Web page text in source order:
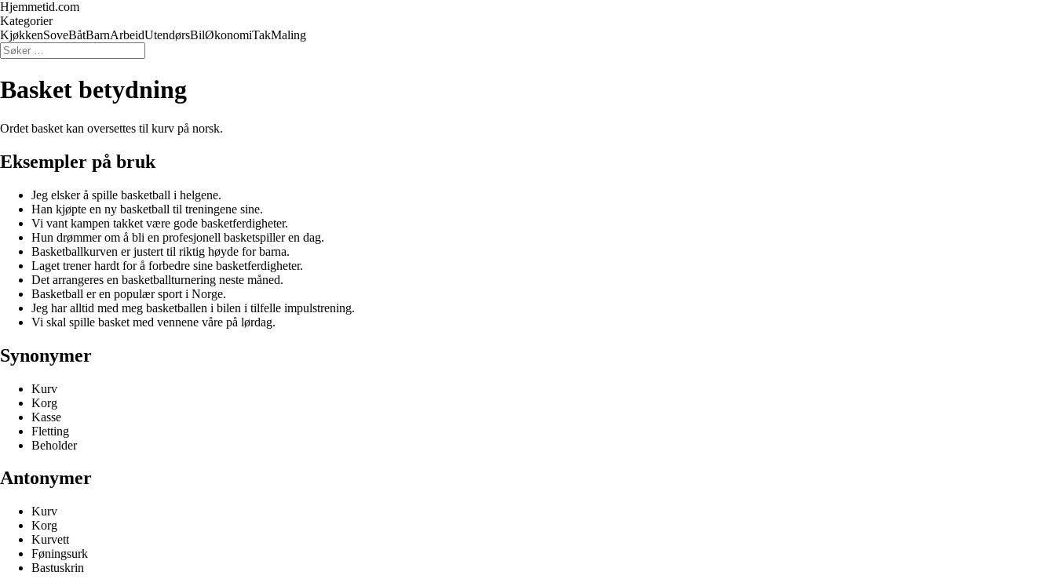
Hjemmetid.com
Kategorier
KjøkkenSoveBåtBarnArbeidUtendørsBilØkonomiTakMaling
Basket betydning
Ordet basket kan oversettes til kurv på norsk.
Eksempler på bruk
Jeg elsker å spille basketball i helgene.
Han kjøpte en ny basketball til treningene sine.
Vi vant kampen takket være gode basketferdigheter.
Hun drømmer om å bli en profesjonell basketspiller en dag.
Basketballkurven er justert til riktig høyde for barna.
Laget trener hardt for å forbedre sine basketferdigheter.
Det arrangeres en basketballturnering neste måned.
Basketball er en populær sport i Norge.
Jeg har alltid med meg basketballen i bilen i tilfelle impulstrening.
Vi skal spille basket med vennene våre på lørdag.
Synonymer
Kurv
Korg
Kasse
Fletting
Beholder
Antonymer
Kurv
Korg
Kurvett
Føningsurk
Bastuskrin